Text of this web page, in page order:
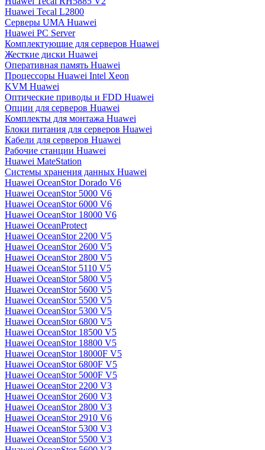
Huawei Tecal L2800
Серверы UMA Huawei
Huawei PC Server
Комплектующие для серверов Huawei
Жесткие диски Huawei
Оперативная память Huawei
Процессоры Huawei Intel Xeon
KVM Huawei
Оптические приводы и FDD Huawei
Опции для серверов Huawei
Комплекты для монтажа Huawei
Блоки питания для серверов Huawei
Кабели для серверов Huawei
Рабочие станции Huawei
Huawei MateStation
Системы хранения данных Huawei
Huawei OceanStor Dorado V6
Huawei OceanStor 5000 V6
Huawei OceanStor 6000 V6
Huawei OceanStor 18000 V6
Huawei OceanProtect
Huawei OceanStor 2200 V5
Huawei OceanStor 2600 V5
Huawei OceanStor 2800 V5
Huawei OceanStor 5110 V5
Huawei OceanStor 5800 V5
Huawei OceanStor 5600 V5
Huawei OceanStor 5500 V5
Huawei OceanStor 5300 V5
Huawei OceanStor 6800 V5
Huawei OceanStor 18500 V5
Huawei OceanStor 18800 V5
Huawei OceanStor 18000F V5
Huawei OceanStor 6800F V5
Huawei OceanStor 5000F V5
Huawei OceanStor 2200 V3
Huawei OceanStor 2600 V3
Huawei OceanStor 2800 V3
Huawei OceanStor 2910 V6
Huawei OceanStor 5300 V3
Huawei OceanStor 5500 V3